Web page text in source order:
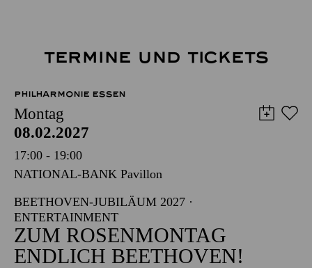
TERMINE UND TICKETS
PHILHARMONIE ESSEN
Montag
08.02.2027
17:00 - 19:00
NATIONAL-BANK Pavillon
BEETHOVEN-JUBILÄUM 2027 ·
ENTERTAINMENT
ZUM ROSENMONTAG
ENDLICH BEETHOVEN!